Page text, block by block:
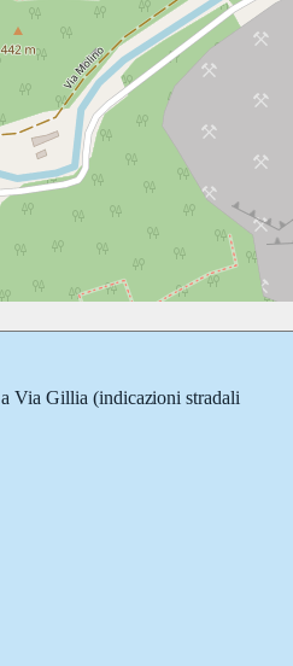
aVia Gillia (indicazioni stradali